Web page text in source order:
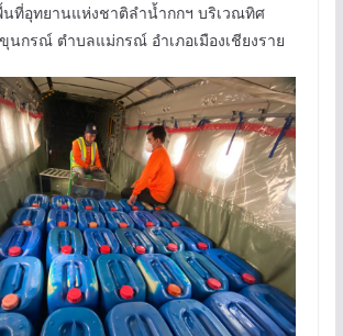
นที่อุทยานแห่งชาติลำน้ำกกฯ บริเวณทิศ
นกรณ์ ตำบลแม่กรณ์ อำเภอเมืองเชียงราย